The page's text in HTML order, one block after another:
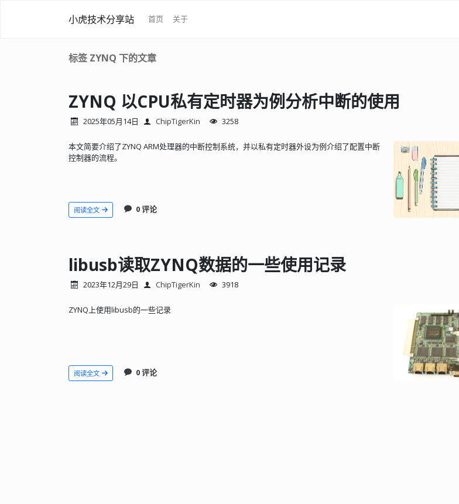
小虎技术分享站 首页 关于
标签 ZYNQ 下的文章
ZYNQ 以CPU私有定时器为例分析中断的使用
2025年05月14日 ChipTigerKin 3258
本文简要介绍了ZYNQ ARM处理器的中断控制系统，并以私有定时器外设为例介绍了配置中断
控制器的流程。
阅读全文 0 评论
libusb读取ZYNQ数据的一些使用记录
2023年12月29日 ChipTigerKin 3918
ZYNQ上使用libusb的一些记录
阅读全文 0 评论